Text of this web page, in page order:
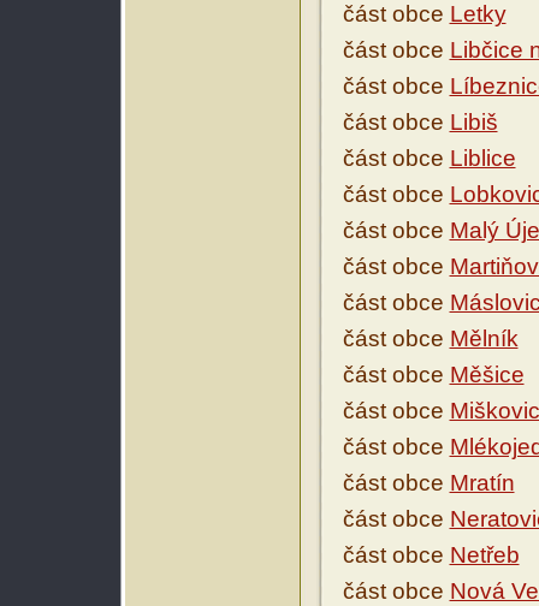
část obce Letky
část obce Libčice
část obce
část obce Libiš
část obce Liblice
část obce
část obce Malý
část obce
část obce
část obce Mělník
část obce Měšice
část obce
část obce
část obce Mratín
část obce
část obce Netřeb
část obce Nová